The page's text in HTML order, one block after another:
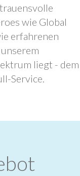
wie Global
erfahrenen
liegt - dem
Service.